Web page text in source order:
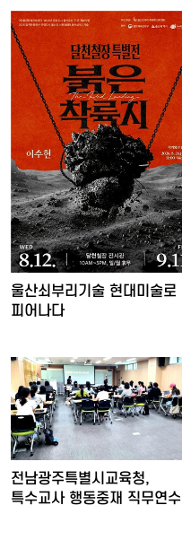
울산쇠부리기술 현대미술로
피어나다
전남광주특별시교육청,
특수교사 행동중재 직무연수